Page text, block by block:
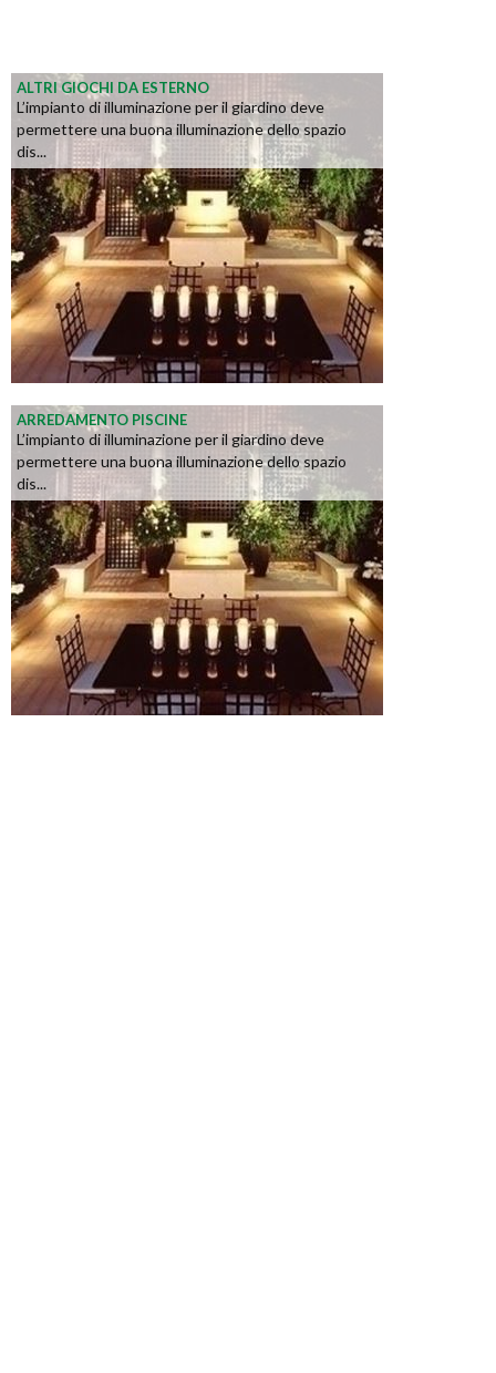
ALTRI GIOCHI DA ESTERNO
L’impianto di illuminazione per il giardino deve
permettere una buona illuminazione dello spazio
dis...
ARREDAMENTO PISCINE
L’impianto di illuminazione per il giardino deve
permettere una buona illuminazione dello spazio
dis...